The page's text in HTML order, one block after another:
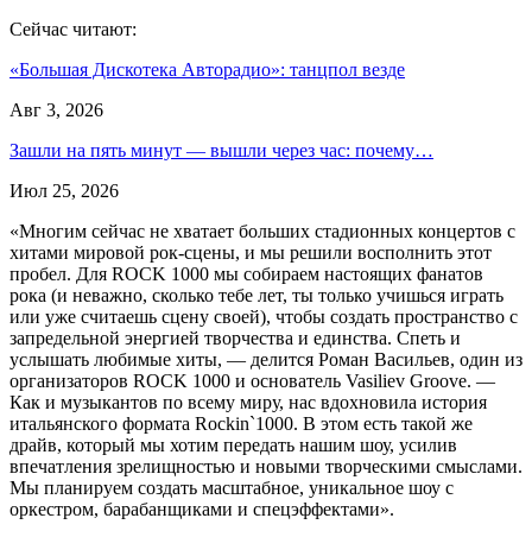
Сейчас читают:
«Большая Дискотека Авторадио»: танцпол везде
Авг 3, 2026
Зашли на пять минут — вышли через час: почему…
Июл 25, 2026
«Многим сейчас не хватает больших стадионных концертов с
хитами мировой рок-сцены, и мы решили восполнить этот
пробел. Для ROCK 1000 мы собираем настоящих фанатов
рока (и неважно, сколько тебе лет, ты только учишься играть
или уже считаешь сцену своей), чтобы создать пространство с
запредельной энергией творчества и единства. Спеть и
услышать любимые хиты, — делится Роман Васильев, один из
организаторов ROCK 1000 и основатель Vasiliev Groove. —
Как и музыкантов по всему миру, нас вдохновила история
итальянского формата Rockin`1000. В этом есть такой же
драйв, который мы хотим передать нашим шоу, усилив
впечатления зрелищностью и новыми творческими смыслами.
Мы планируем создать масштабное, уникальное шоу с
оркестром, барабанщиками и спецэффектами».